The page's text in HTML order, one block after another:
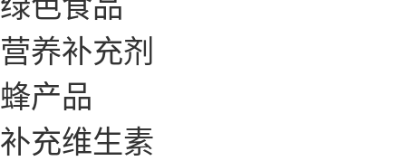
营养补充剂
蜂产品
补充维生素